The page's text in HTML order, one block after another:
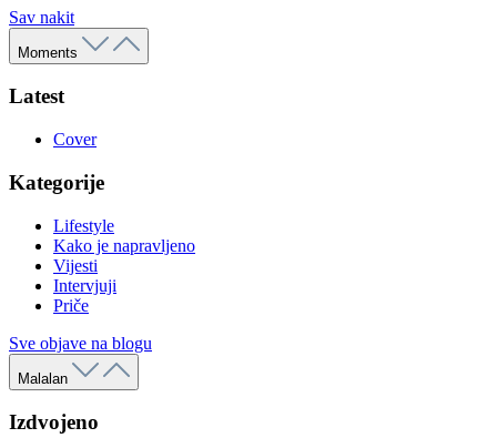
Sav nakit
Moments
Latest
Cover
Kategorije
Lifestyle
Kako je napravljeno
Vijesti
Intervjuji
Priče
Sve objave na blogu
Malalan
Izdvojeno